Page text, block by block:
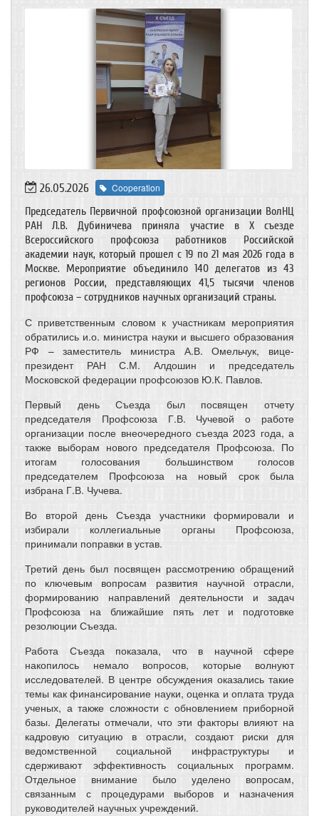
26.05.2026 Cooperation
Председатель Первичной профсоюзной организации ВолНЦ
РАН Л.В. Дубиничева приняла участие в X съезде
Всероссийского профсоюза работников Российской
академии наук, который прошел с 19 по 21 мая 2026 года в
Москве. Мероприятие объединило 140 делегатов из 43
регионов России, представляющих 41,5 тысячи членов
профсоюза – сотрудников научных организаций страны.
С приветственным словом к участникам мероприятия
обратились и.о. министра науки и высшего образования
РФ – заместитель министра А.В. Омельчук, вице-
президент РАНС.М. Алдошин и председатель
Московской федерации профсоюзов Ю.К. Павлов.
Первый день Съезда был посвящен отчету
председателя Профсоюза Г.В. Чучевой о работе
организации после внеочередного съезда 2023 года, а
также выборам нового председателя Профсоюза. По
итогам голосования большинством голосов
председателем Профсоюза на новый срок была
избрана Г.В. Чучева.
Во второй день Съезда участники формировали и
избирали коллегиальные органы Профсоюза,
принимали поправки в устав.
Третий день был посвящен рассмотрению обращений
по ключевым вопросам развития научной отрасли,
формированию направлений деятельности и задач
Профсоюза на ближайшие пять лет и подготовке
резолюции Съезда.
Работа Съезда показала, что в научной сфере
накопилось немало вопросов, которые волнуют
исследователей. В центре обсуждения оказались такие
темы как финансирование науки, оценка и оплата труда
ученых, а также сложности с обновлением приборной
базы. Делегаты отмечали, что эти факторы влияют на
кадровую ситуацию в отрасли, создают риски для
ведомственной социальной инфраструктуры и
сдерживают эффективность социальных программ.
Отдельное внимание было уделено вопросам,
связанным с процедурами выборов и назначения
руководителей научных учреждений.